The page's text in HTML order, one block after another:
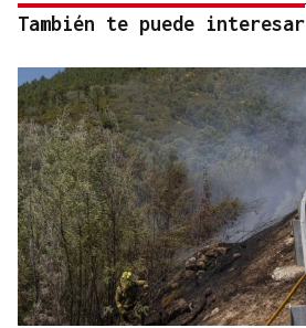
También te puede interesar